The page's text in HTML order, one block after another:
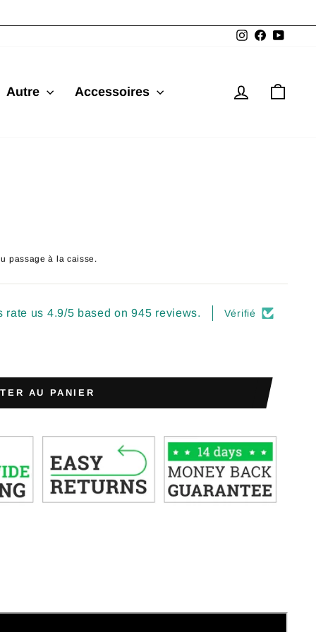
InstagramFacebook
Autre Accessoires Se
passage à la caisse.
rate us 4.9/5 based on 945 reviews. Vérifié
AU PANIER